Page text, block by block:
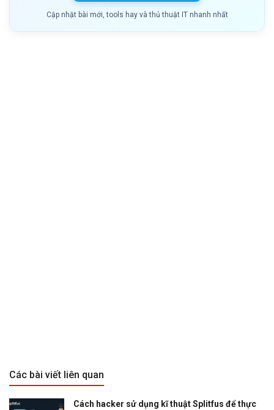
Cập nhật bài mới, tools hay và thủ thuật IT nhanh nhất
Các bài viết liên quan
Cách hacker sử dụng kĩ thuật Splitfus để thực